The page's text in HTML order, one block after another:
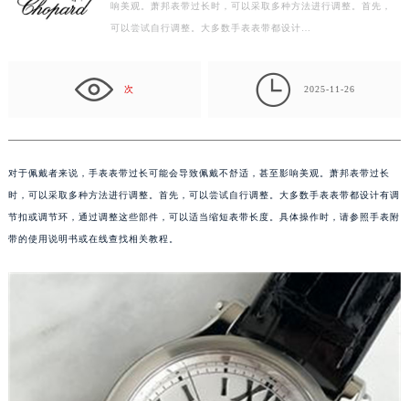
响美观。萧邦表带过长时，可以采取多种方法进行调整。首先，
可以尝试自行调整。大多数手表表带都设计…
次  2025-11-26
对于佩戴者来说，手表表带过长可能会导致佩戴不舒适，甚至影响美观。萧邦表带过长
时，可以采取多种方法进行调整。首先，可以尝试自行调整。大多数手表表带都设计有调
节扣或调节环，通过调整这些部件，可以适当缩短表带长度。具体操作时，请参照手表附
带的使用说明书或在线查找相关教程。